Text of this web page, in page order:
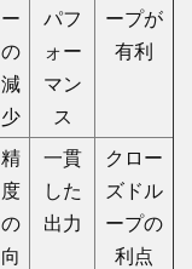
ー
の
減
少
パフ
ォー
マン
ス
ープが
有利
精
度
の
向
一貫
した
出力
クロー
ズドル
ープの
利点